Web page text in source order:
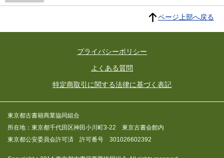
大原美術館
ページ上部へ戻る
プライバシーポリシー
よくある質問
特定商取引に関する法律に基づく表記
東京都古書籍商業協同組合
所在地：東京都千代田区神田小川町3-22 東京古書会館内
東京都公安委員会許可済 許可番号 301026602392